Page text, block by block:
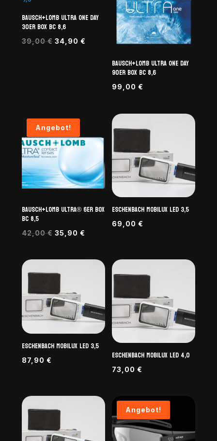
BAUSCH+LOMB ULTRA ONE DAY
30er BOX BC 8,6
39,00€ Ursprünglicher
34,90 € Aktueller
BAUSCH+LOMB ULTRA ONE DAY
90er BOX BC 8,6
99,00€
Angebot!
BAUSCH+LOMB ULTRA® 6er BOX
BC 8,5
42,00€ Ursprünglicher
war:
35,90 €
ist:
35,90 €.
ESCHENBACH MOBILUX LED 3,5
69,00€
ESCHENBACH MOBILUX LED 3,5
87,90 € ESCHENBACH MOBILUX LED 4,0
73,00€
Angebot!